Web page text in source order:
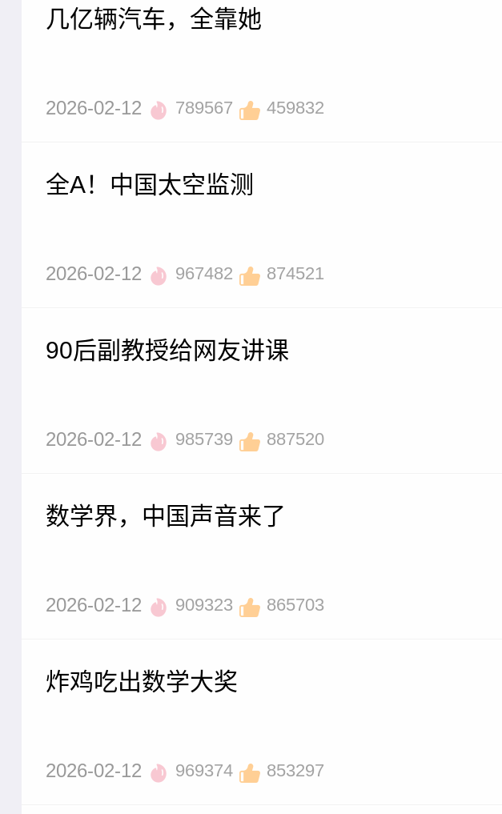
几亿辆汽车，全靠她
2026-02-12 789567 459832
全A！中国太空监测
2026-02-12 967482 874521
90后副教授给网友讲课
2026-02-12 985739 887520
数学界，中国声音来了
2026-02-12 909323 865703
炸鸡吃出数学大奖
2026-02-12 969374 853297